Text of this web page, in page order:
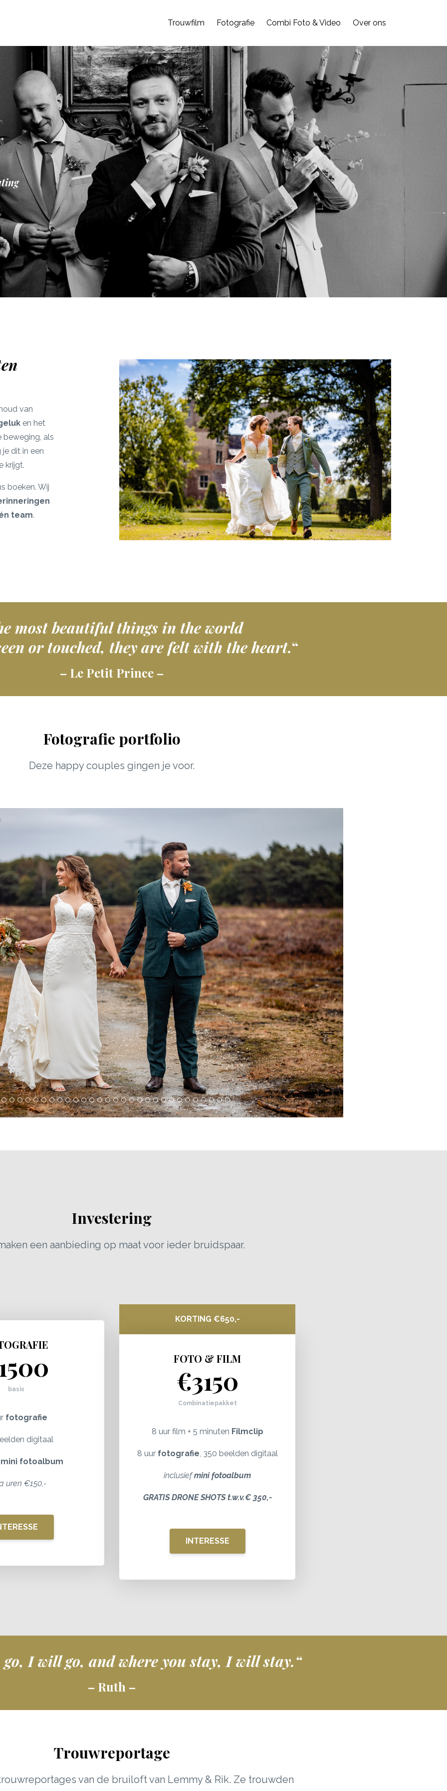
Trouwfilm Fotografie Combi Foto & Video Over ons
van
en het
beweging, als
dit in een
krijgt.
boeken. Wij
team.
most beautiful things in the world
or touched, they are felt with the heart.“
– Le Petit Prince –
Fotografie portfolio
Deze happy couples gingen je voor.
Investering
een aanbieding op maat voor ieder bruidspaar.
fotografie
digitaal
FOTO & FILM
€3150
Filmclip
fotografie , 350 beelden digitaal
inclusief mini fotoalbum
I will go, and where you stay, I will stay.“
– Ruth –
Trouwreportage
van de bruiloft van Lemmy & Rik. Ze trouwden